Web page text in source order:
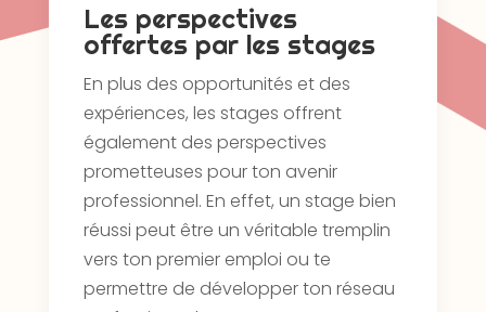
Les perspectives
offertes par les stages
En plus des opportunités et des
expériences, les stages offrent
également des perspectives
prometteuses pour ton avenir
professionnel. En effet, un stage bien
réussi peut être un véritable tremplin
vers ton premier emploi ou te
permettre de développer ton réseau